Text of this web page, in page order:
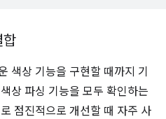
합
색상 기능을 구현할 때까지 기
상 파싱 기능을 모두 확인하는
점진적으로 개선할 때 자주 사